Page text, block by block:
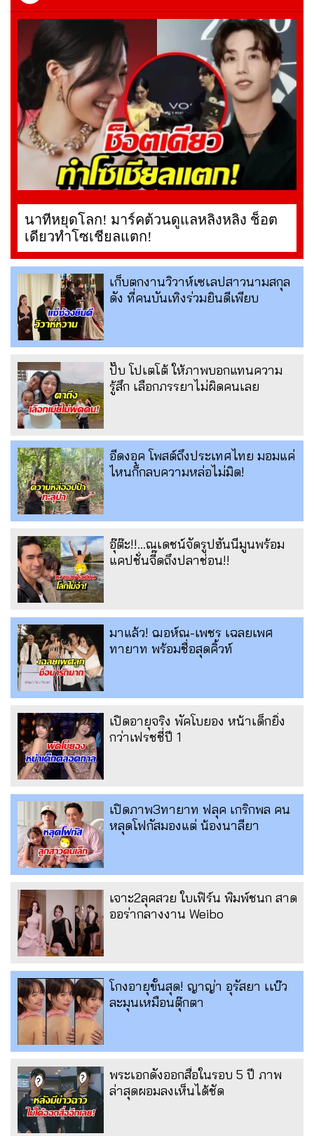
นาทีหยุดโลก! มาร์คต้วนดูแลหลิงหลิง ช็อต
เดียวทำโซเชียลแตก!
เก็บตกงานวิวาห์เซเลปสาวนามสกุล
ดัง ที่คนบันเทิงร่วมยินดีเพียบ
ปั๊บ โปเตโต้ ให้ภาพบอกแทนความ
รู้สึก เลือกภรรยาไม่ผิดคนเลย
อีดงอุค โพสต์ถึงประเทศไทย มอมแค่
ไหนก็กลบความหล่อไม่มิด!
อุ๊ต๊ะ!!...ณเดชน์จัดรูปฮันนีมูนพร้อม
แคปชั่นจี๊ดถึงปลาช่อน!!
มาแล้ว! ฌอห์ณ-เพชร เฉลยเพศ
ทายาท พร้อมชื่อสุดคิ้วท์
เปิดอายุจริง พัคโบยอง หน้าเด็กยิ่ง
กว่าเฟรชชี่ปี 1
เปิดภาพ3ทายาท ฟลุค เกริกพล คน
หลุดโฟกัสมองแต่ น้องนาลียา
เจาะ2ลุคสวย ใบเฟิร์น พิมพ์ชนก สาด
ออร่ากลางงาน Weibo
โกงอายุขั้นสุด! ญาญ่า อุรัสยา เเบ๊ว
ละมุนเหมือนตุ๊กตา
พระเอกดังออกสื่อในรอบ 5 ปี ภาพ
ล่าสุดผอมลงเห็นได้ชัด